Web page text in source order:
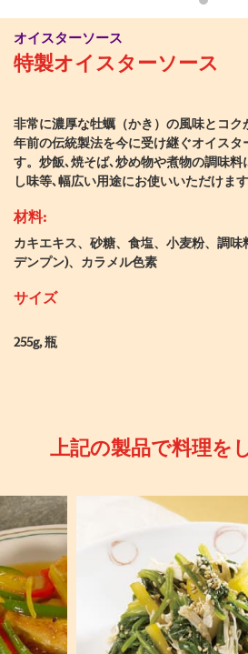
オイスターソース
特製オイスターソース
非常に濃厚な牡蠣（かき）の風味とコク
年前の伝統製法を今に受け継ぐオイスタ
す。炒飯､焼そば､炒め物や煮物の調味料
し味等､幅広い用途にお使いいただけます
材料:
カキエキス、砂糖、食塩、小麦粉、調味
デンプン)、カラメル色素
サイズ
255g, 瓶
上記の製品で料理を